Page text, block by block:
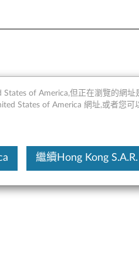
Miix 700-
這
of America,但正在瀏覽的網址
States of America 網址,或者您可
繼續Hong Kong